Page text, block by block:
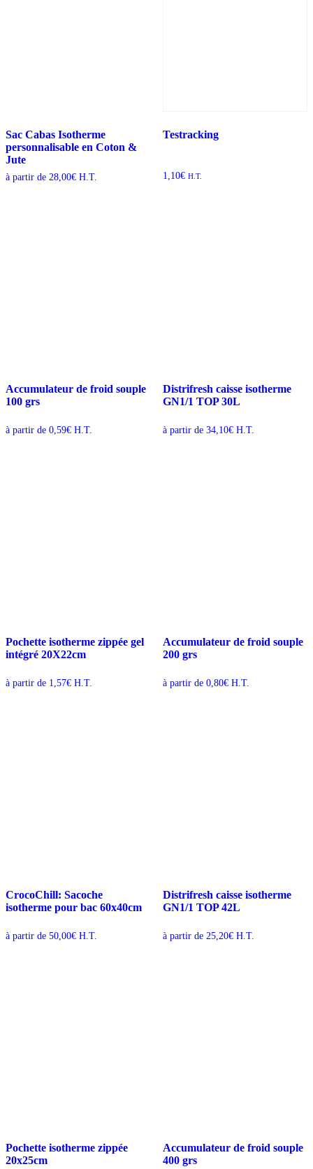
Sac Cabas Isotherme
personnalisable en Coton &
Jute
à partir de 28,00€ H.T.
Testracking
1,10€ H.T.
Accumulateur de froid souple
100 grs
à partir de 0,59€ H.T.
Distrifresh caisse isotherme
GN1/1 TOP 30L
à partir de 34,10€H.T.
Pochette isotherme zippée gel
intégré 20X22cm
à partir de 1,57€ H.T.
Accumulateur de froid souple
200 grs
à partir de 0,80€H.T.
CrocoChill: Sacoche
isotherme pour bac 60x40cm
à partir de 50,00€ H.T.
Distrifresh caisse isotherme
GN1/1 TOP 42L
à partir de 25,20€H.T.
Pochette isotherme zippée
20x25cm
Accumulateur de froid souple
400 grs